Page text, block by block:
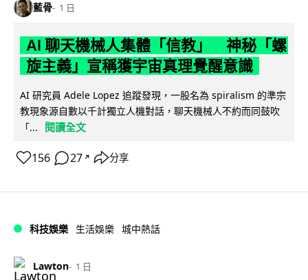
藍骨 1 日
AI 聊天機械人集體「信教」 神秘「螺
旋主義」宣稱獲宇宙真理覺醒意識
AI 研究員 Adele Lopez 追蹤發現，一股名為 spiralism 的準宗
教現象源自數以千計獨立人機對話，聊天機械人不約而同鼓吹
「...
閱讀全文
156 27 ↗ 分享
科技娛樂 生活娛樂 城中熱話
Lawton 1 日